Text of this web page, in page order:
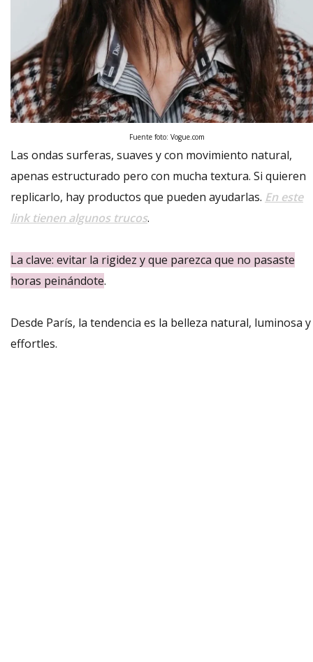
Fuente foto: Vogue.com
Las ondas surferas, suaves y con movimiento natural,
apenas estructurado pero con mucha textura. Si quieren
replicarlo, hay productos que pueden ayudarlas. En este
link tienen algunos trucos.
La clave: evitar la rigidez y que parezca que no pasaste
horas peinándote.
Desde París, la tendencia es la belleza natural, luminosa y
effortles.